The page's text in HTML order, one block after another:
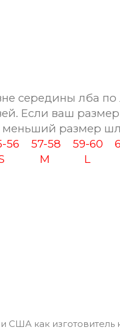
середины лба
Если ваш
меньший размер
56 57-58 59-60
M L
США как